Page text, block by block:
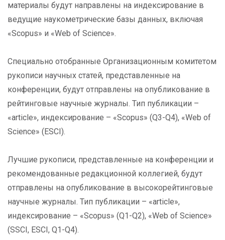
материалы будут направлены на индексирование в
ведущие наукометрические базы данных, включая
«Scopus» и «Web of Science».
Специально отобранные Организационным комитетом
рукописи научных статей, представленные на
конференции, будут отправлены на опубликование в
рейтинговые научные журналы. Тип публикации –
«article», индексирование – «Scopus» (Q3-Q4), «Web of
Science» (ESCI).
Лучшие рукописи, представленные на конференции и
рекомендованные редакционной коллегией, будут
отправлены на опубликование в высокорейтинговые
научные журналы. Тип публикации – «article»,
индексирование – «Scopus» (Q1-Q2), «Web of Science»
(SSCI, ESCI, Q1-Q4).